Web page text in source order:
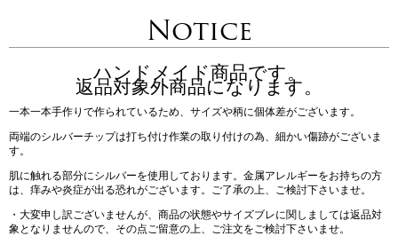
Notice
ハンドメイド商品です。
返品対象外商品になります。
一本一本手作りで作られているため、サイズや柄に個体差がございます。
両端のシルバーチップは打ち付け作業の取り付けの為、細かい傷跡がございま
す。
肌に触れる部分にシルバーを使用しております。金属アレルギーをお持ちの方
は、痒みや炎症が出る恐れがございます。ご了承の上、ご検討下さいませ。
・大変申し訳ございませんが、商品の状態やサイズブレに関しましては返品対
象となりませんので、その点ご留意の上、ご注文をご検討下さいませ。